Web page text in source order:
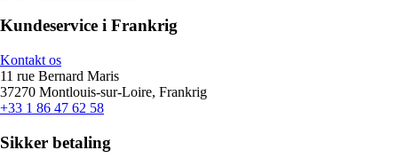
Kundeservice i Frankrig
Kontakt os
11 rue Bernard Maris
37270 Montlouis-sur-Loire, Frankrig
+33 1 86 47 62 58
Sikker betaling